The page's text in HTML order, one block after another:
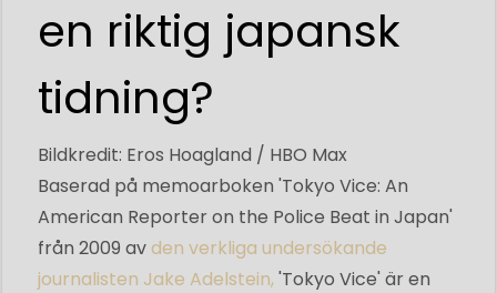
en riktig japansk
tidning?
Bildkredit: Eros Hoagland / HBO Max
Baserad på memoarboken 'Tokyo Vice: An
American Reporter on the Police Beat in Japan'
från 2009 avden verkliga undersökande
journalisten Jake Adelstein,'Tokyo Vice' är en